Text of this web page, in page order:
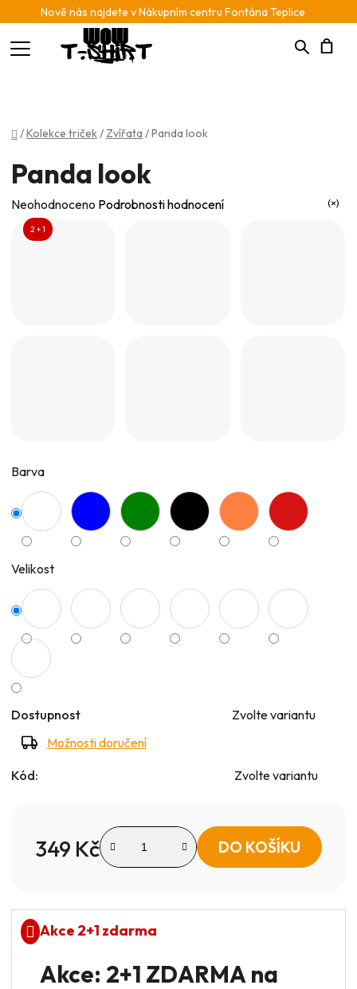
Nově nás najdete v Nákupním centru Fontána Teplice
Hledat
Domů
/Kolekce triček/ Zvířata /Panda look
Barva
Velikost
Dostupnost
Zvolte variantu
Možnosti doručení
Kód: Zvolte variantu
349 Kč DO KOŠÍKU
Akce 2+1 zdarma
Akce: 2+1 ZDARMA na
Panda look
Průměrné
hodnocení
produktu
Neohodnoceno Podrobnosti hodnocení
2 + 1